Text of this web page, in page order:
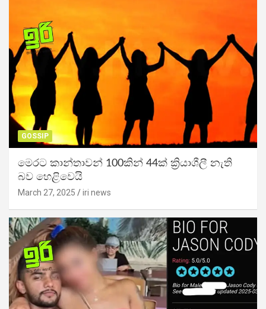
GOSSIP
මෙරට කාන්තාවන් 100කින් 44ක් ක්‍රියාශීලී නැති
බව හෙළිවෙයි
March 27, 2025 iri news